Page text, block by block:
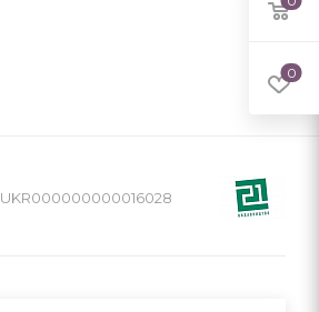
UKR000000000016028
0